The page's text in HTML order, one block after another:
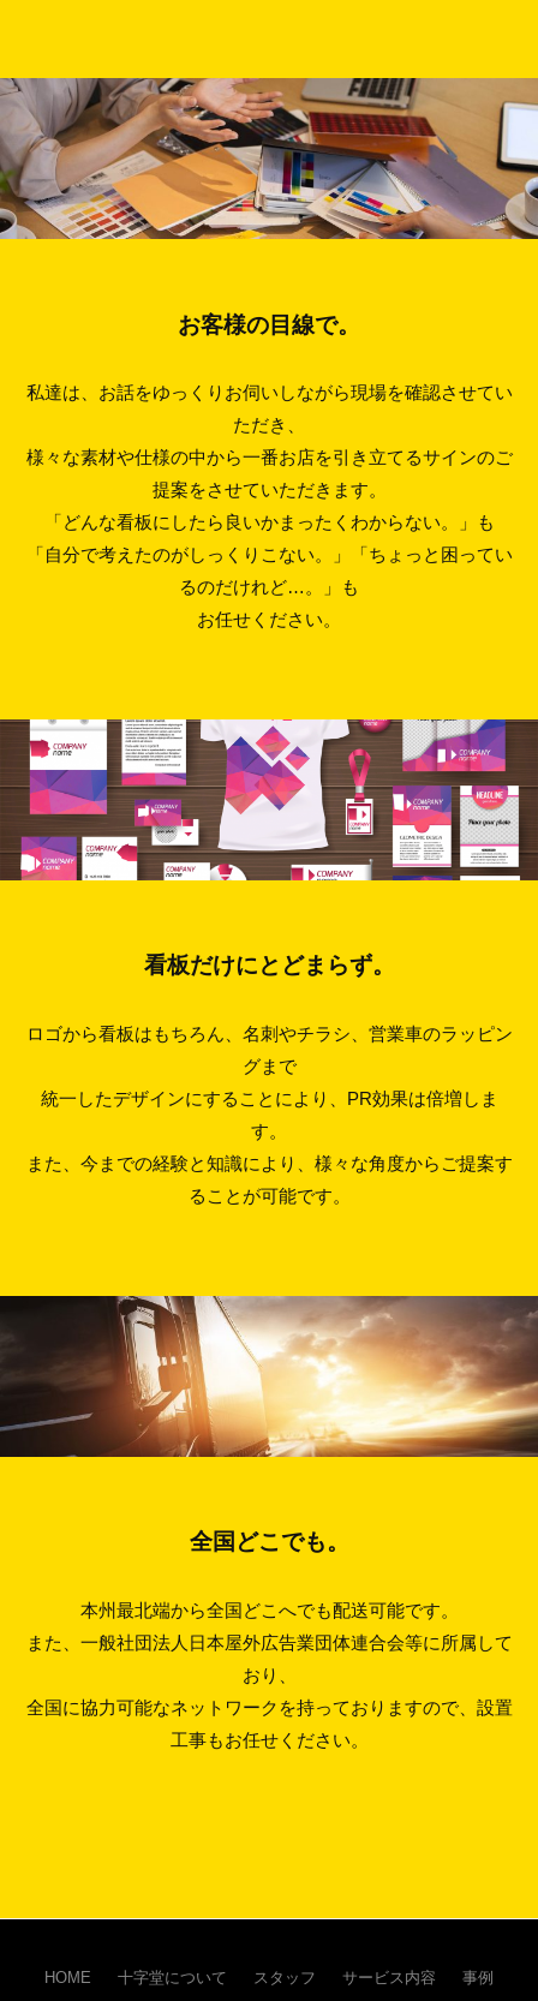
お客様の目線で。
私達は、お話をゆっくりお伺いしながら現場を確認させてい
ただき、
様々な素材や仕様の中から一番お店を引き立てるサインのご
提案をさせていただきます。
「どんな看板にしたら良いかまったくわからない。」も
「自分で考えたのがしっくりこない。」「ちょっと困ってい
るのだけれど…。」も
お任せください。
看板だけにとどまらず。
ロゴから看板はもちろん、名刺やチラシ、営業車のラッピン
グまで
統一したデザインにすることにより、PR効果は倍増しま
す。
また、今までの経験と知識により、様々な角度からご提案す
ることが可能です。
全国どこでも。
本州最北端から全国どこへでも配送可能です。
また、一般社団法人日本屋外広告業団体連合会等に所属して
おり、
全国に協力可能なネットワークを持っておりますので、設置
工事もお任せください。
HOME 十字堂について スタッフ サービス内容 事例